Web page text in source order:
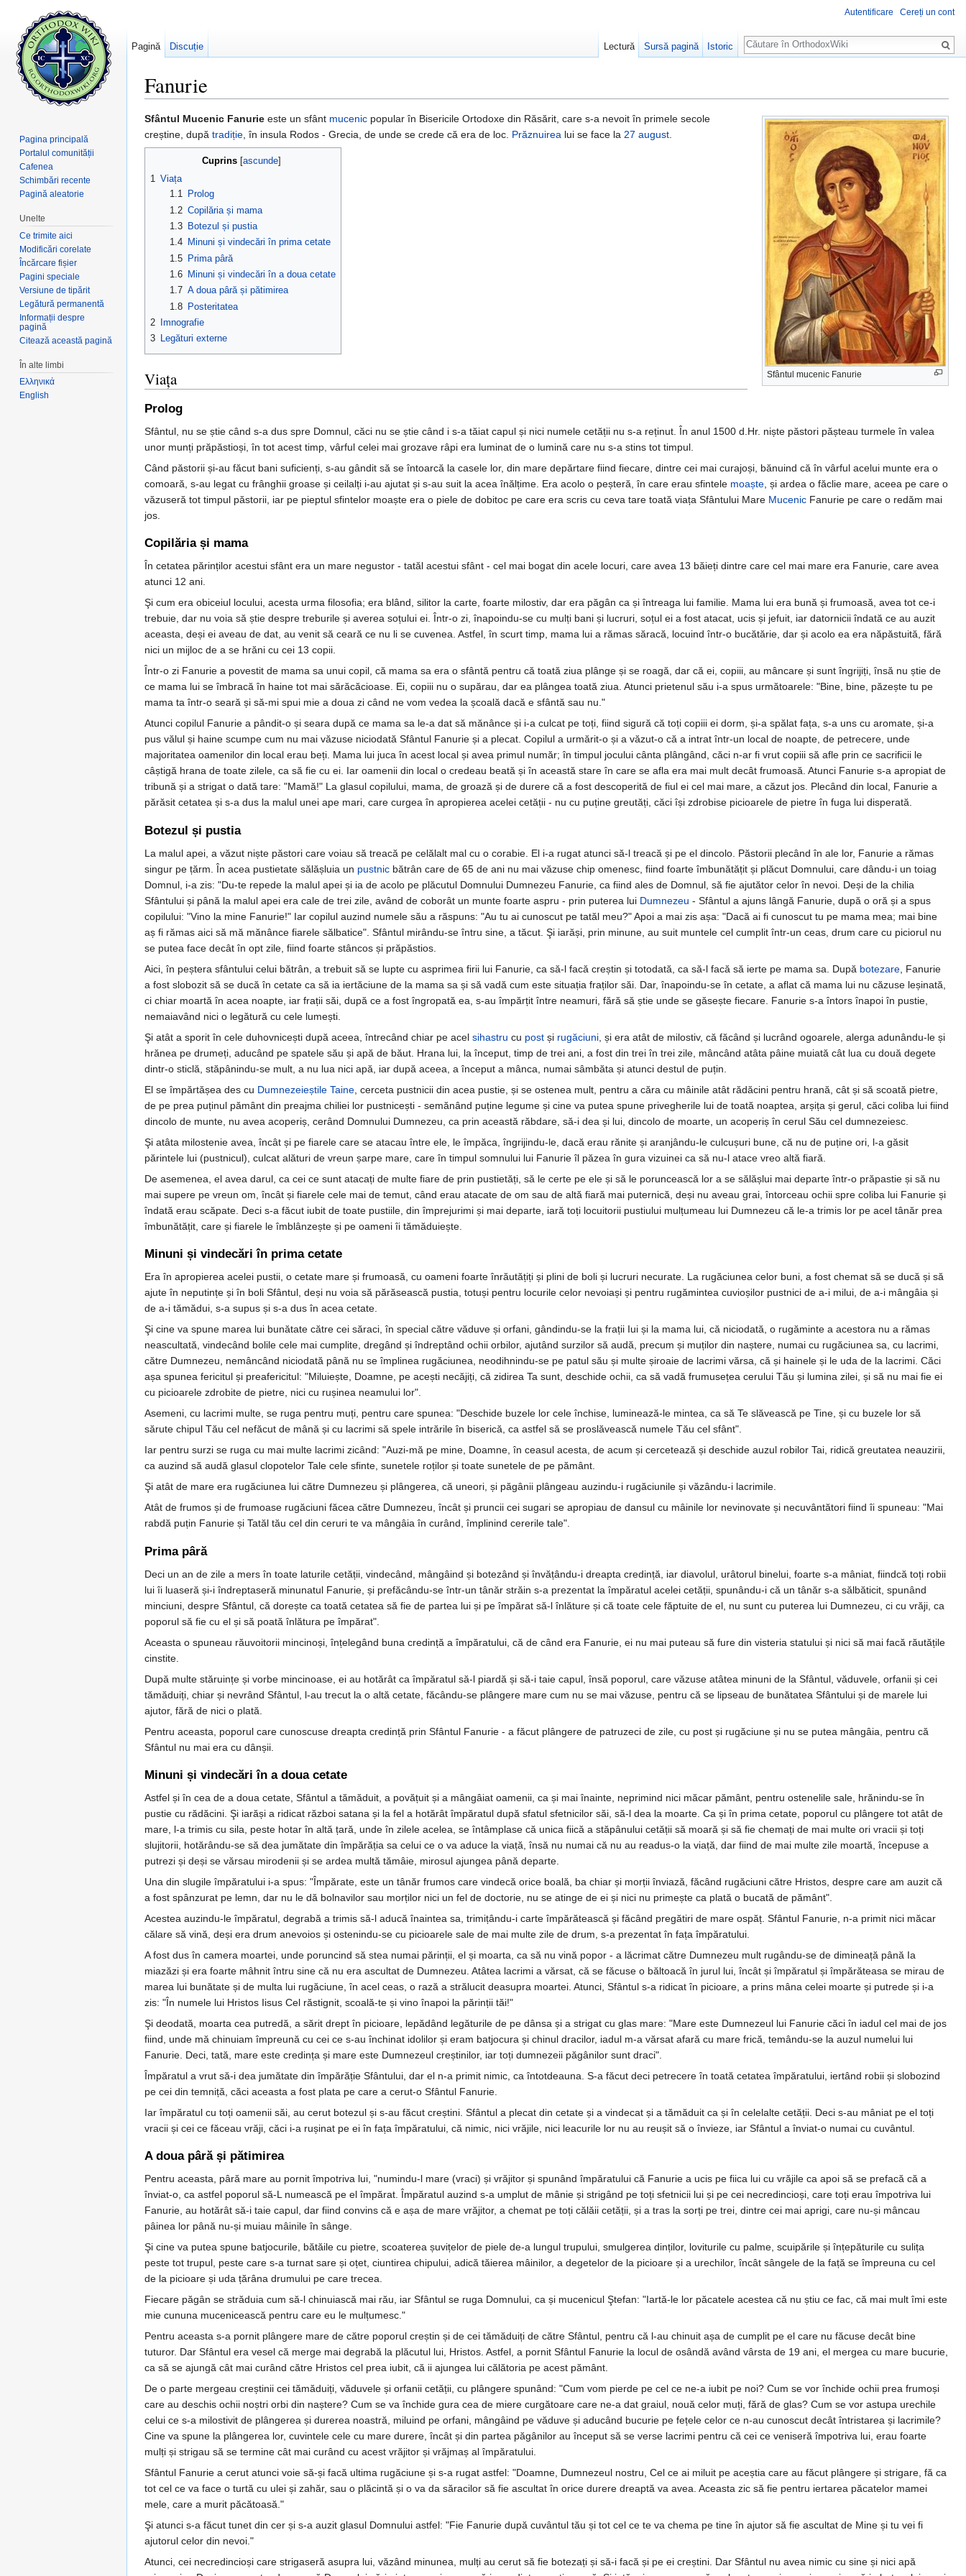
Fanurie
Sfântul mucenic Fanurie
Sfântul Mucenic Fanurie este un sfânt mucenic popular în Bisericile Ortodoxe din Răsărit, care s-a nevoit în primele secole
creștine, după tradiție, în insula Rodos - Grecia, de unde se crede că era de loc. Prăznuirea lui se face la 27 august.
Cuprins ascunde
1 Viața
1.1
Prolog
1.2 Copilăria și mama
1.3
Botezul și pustia
1.4
Minuni și vindecări în prima cetate
1.5
Prima pâră
1.6
Minuni și vindecări în a doua cetate
1.7 A doua pâră și pătimirea
1.8 Posteritatea
2
Imnografie
3 Legături externe
Viața
Prolog
Sfântul, nu se știe când s-a dus spre Domnul, căci nu se știe când i s-a tăiat capul și nici numele cetății nu s-a reținut. În anul 1500 d.Hr. niște păstori pășteau turmele în valea
unor munți prăpăstioși, în tot acest timp, vârful celei mai grozave râpi era luminat de o lumină care nu s-a stins tot timpul.
Când păstorii și-au făcut bani suficienți, s-au gândit să se întoarcă la casele lor, din mare depărtare fiind fiecare, dintre cei mai curajoși, bănuind că în vârful acelui munte era o
comoară, s-au legat cu frânghii groase și ceilalți i-au ajutat și s-au suit la acea înălțime. Era acolo o peșteră, în care erau sfintele moaște , și ardea o făclie mare, aceea pe care o
văzuseră tot timpul păstorii, iar pe pieptul sfintelor moaște era o piele de dobitoc pe care era scris cu ceva tare toată viața Sfântului Mare Mucenic Fanurie pe care o redăm mai
jos.
Copilăria și mama
În cetatea părinților acestui sfânt era un mare negustor - tatăl acestui sfânt - cel mai bogat din acele locuri, care avea 13 băieți dintre care cel mai mare era Fanurie, care avea
atunci 12 ani.
Şi cum era obiceiul locului, acesta urma filosofia; era blând, silitor la carte, foarte milostiv, dar era păgân ca și întreaga lui familie. Mama lui era bună și frumoasă, avea tot ce-i
trebuie, dar nu voia să știe despre treburile și averea soțului ei. Într-o zi, înapoindu-se cu mulți bani și lucruri, soțul ei a fost atacat, ucis și jefuit, iar datornicii îndată ce au auzit
aceasta, deși ei aveau de dat, au venit să ceară ce nu li se cuvenea. Astfel, în scurt timp, mama lui a rămas săracă, locuind într-o bucătărie, dar și acolo ea era năpăstuită, fără
nici un mijloc de a se hrăni cu cei 13 copii.
Într-o zi Fanurie a povestit de mama sa unui copil, că mama sa era o sfântă pentru că toată ziua plânge și se roagă, dar că ei, copiii, au mâncare și sunt îngrijiți, însă nu știe de
ce mama lui se îmbracă în haine tot mai sărăcăcioase. Ei, copiii nu o supărau, dar ea plângea toată ziua. Atunci prietenul său i-a spus următoarele: "Bine, bine, păzește tu pe
mama ta într-o seară și să-mi spui mie a doua zi când ne vom vedea la școală dacă e sfântă sau nu."
Atunci copilul Fanurie a pândit-o și seara după ce mama sa le-a dat să mănânce și i-a culcat pe toți, fiind sigură că toți copiii ei dorm, și-a spălat fața, s-a uns cu aromate, și-a
pus vălul și haine scumpe cum nu mai văzuse niciodată Sfântul Fanurie și a plecat. Copilul a urmărit-o și a văzut-o că a intrat într-un local de noapte, de petrecere, unde
majoritatea oamenilor din local erau beți. Mama lui juca în acest local și avea primul număr; în timpul jocului cânta plângând, căci n-ar fi vrut copiii să afle prin ce sacrificii le
câștigă hrana de toate zilele, ca să fie cu ei. Iar oamenii din local o credeau beată și în această stare în care se afla era mai mult decât frumoasă. Atunci Fanurie s-a apropiat de
tribună și a strigat o dată tare: "Mamă!" La glasul copilului, mama, de groază și de durere că a fost descoperită de fiul ei cel mai mare, a căzut jos. Plecând din local, Fanurie a
părăsit cetatea și s-a dus la malul unei ape mari, care curgea în apropierea acelei cetății - nu cu puține greutăți, căci își zdrobise picioarele de pietre în fuga lui disperată.
Botezul și pustia
La malul apei, a văzut niște păstori care voiau să treacă pe celălalt mal cu o corabie. El i-a rugat atunci să-l treacă și pe el dincolo. Păstorii plecând în ale lor, Fanurie a rămas
singur pe țărm. În acea pustietate sălășluia un pustnic bătrân care de 65 de ani nu mai văzuse chip omenesc, fiind foarte îmbunătățit și plăcut Domnului, care dându-i un toiag
Domnul, i-a zis: "Du-te repede la malul apei și ia de acolo pe plăcutul Domnului Dumnezeu Fanurie, ca fiind ales de Domnul, să fie ajutător celor în nevoi. Deși de la chilia
Sfântului și până la malul apei era cale de trei zile, având de coborât un munte foarte aspru - prin puterea lui Dumnezeu - Sfântul a ajuns lângă Fanurie, după o oră și a spus
copilului: "Vino la mine Fanurie!" Iar copilul auzind numele său a răspuns: "Au tu ai cunoscut pe tatăl meu?" Apoi a mai zis așa: "Dacă ai fi cunoscut tu pe mama mea; mai bine
aș fi rămas aici să mă mănânce fiarele sălbatice". Sfântul mirându-se întru sine, a tăcut. Şi iarăși, prin minune, au suit muntele cel cumplit într-un ceas, drum care cu piciorul nu
se putea face decât în opt zile, fiind foarte stâncos și prăpăstios.
Aici, în peștera sfântului celui bătrân, a trebuit să se lupte cu asprimea firii lui Fanurie, ca să-l facă creștin și totodată, ca să-l facă să ierte pe mama sa. După botezare , Fanurie
a fost slobozit să se ducă în cetate ca să ia iertăciune de la mama sa și să vadă cum este situația fraților săi. Dar, înapoindu-se în cetate, a aflat că mama lui nu căzuse leșinată,
ci chiar moartă în acea noapte, iar frații săi, după ce a fost îngropată ea, s-au împărțit între neamuri, fără să știe unde se găsește fiecare. Fanurie s-a întors înapoi în pustie,
nemaiavând nici o legătură cu cele lumești.
Şi atât a sporit în cele duhovnicești după aceea, întrecând chiar pe acel sihastru cu post și rugăciuni , și era atât de milostiv, că făcând și lucrând ogoarele, alerga adunându-le și
hrănea pe drumeți, aducând pe spatele său și apă de băut. Hrana lui, la început, timp de trei ani, a fost din trei în trei zile, mâncând atâta pâine muiată cât lua cu două degete
dintr-o sticlă, stăpânindu-se mult, a nu lua nici apă, iar după aceea, a început a mânca, numai sâmbăta și atunci destul de puțin.
El se împărtășea des cu Dumnezeieștile Taine , cerceta pustnicii din acea pustie, și se ostenea mult, pentru a căra cu mâinile atât rădăcini pentru hrană, cât și să scoată pietre,
de pe prea puținul pământ din preajma chiliei lor pustnicești - semănând puține legume și cine va putea spune privegherile lui de toată noaptea, arșița și gerul, căci coliba lui fiind
dincolo de munte, nu avea acoperiș, cerând Domnului Dumnezeu, ca prin această răbdare, să-i dea și lui, dincolo de moarte, un acoperiș în cerul Său cel dumnezeiesc.
Şi atâta milostenie avea, încât și pe fiarele care se atacau între ele, le împăca, îngrijindu-le, dacă erau rănite și aranjându-le culcușuri bune, că nu de puține ori, l-a găsit
părintele lui (pustnicul), culcat alături de vreun șarpe mare, care în timpul somnului lui Fanurie îl păzea în gura vizuinei ca să nu-l atace vreo altă fiară.
De asemenea, el avea darul, ca cei ce sunt atacați de multe fiare de prin pustietăți, să le certe pe ele și să le poruncească lor a se sălășlui mai departe într-o prăpastie și să nu
mai supere pe vreun om, încât și fiarele cele mai de temut, când erau atacate de om sau de altă fiară mai puternică, deși nu aveau grai, întorceau ochii spre coliba lui Fanurie și
îndată erau scăpate. Deci s-a făcut iubit de toate pustiile, din împrejurimi și mai departe, iară toți locuitorii pustiului mulțumeau lui Dumnezeu că le-a trimis lor pe acel tânăr prea
îmbunătățit, care și fiarele le îmblânzește și pe oameni îi tămăduiește.
Minuni și vindecări în prima cetate
Era în apropierea acelei pustii, o cetate mare și frumoasă, cu oameni foarte înrăutățiți și plini de boli și lucruri necurate. La rugăciunea celor buni, a fost chemat să se ducă și să
ajute în neputințe și în boli Sfântul, deși nu voia să părăsească pustia, totuși pentru locurile celor nevoiași și pentru rugămintea cuvioșilor pustnici de a-i milui, de a-i mângâia și
de a-i tămădui, s-a supus și s-a dus în acea cetate.
Şi cine va spune marea lui bunătate către cei săraci, în special către văduve și orfani, gândindu-se la frații Iui și la mama lui, că niciodată, o rugăminte a acestora nu a rămas
neascultată, vindecând bolile cele mai cumplite, dregând și îndreptând ochii orbilor, ajutând surzilor să audă, precum și muților din naștere, numai cu rugăciunea sa, cu lacrimi,
către Dumnezeu, nemâncând niciodată până nu se împlinea rugăciunea, neodihnindu-se pe patul său și multe șiroaie de lacrimi vărsa, că și hainele și le uda de la lacrimi. Căci
așa spunea fericitul și preafericitul: "Miluiește, Doamne, pe acești necăjiți, că zidirea Ta sunt, deschide ochii, ca să vadă frumusețea cerului Tău și lumina zilei, și să nu mai fie ei
cu picioarele zdrobite de pietre, nici cu rușinea neamului lor".
Asemeni, cu lacrimi multe, se ruga pentru muți, pentru care spunea: "Deschide buzele lor cele închise, luminează-le mintea, ca să Te slăvească pe Tine, și cu buzele lor să
sărute chipul Tău cel nefăcut de mână și cu lacrimi să spele intrările în biserică, ca astfel să se proslăvească numele Tău cel sfânt".
Iar pentru surzi se ruga cu mai multe lacrimi zicând: "Auzi-mă pe mine, Doamne, în ceasul acesta, de acum și cercetează și deschide auzul robilor Tai, ridică greutatea neauzirii,
ca auzind să audă glasul clopotelor Tale cele sfinte, sunetele roților și toate sunetele de pe pământ.
Şi atât de mare era rugăciunea lui către Dumnezeu și plângerea, că uneori, și păgânii plângeau auzindu-i rugăciunile și văzându-i lacrimile.
Atât de frumos și de frumoase rugăciuni făcea către Dumnezeu, încât și pruncii cei sugari se apropiau de dansul cu mâinile lor nevinovate și necuvântători fiind îi spuneau: "Mai
rabdă puțin Fanurie și Tatăl tău cel din ceruri te va mângâia în curând, împlinind cererile tale".
Prima pâră
Deci un an de zile a mers în toate laturile cetății, vindecând, mângâind și botezând și învățându-i dreapta credință, iar diavolul, urâtorul binelui, foarte s-a mâniat, fiindcă toți robii
lui îi luaseră și-i îndreptaseră minunatul Fanurie, și prefăcându-se într-un tânăr străin s-a prezentat la împăratul acelei cetății, spunându-i că un tânăr s-a sălbăticit, spunând
minciuni, despre Sfântul, că dorește ca toată cetatea să fie de partea lui și pe împărat să-l înlăture și că toate cele făptuite de el, nu sunt cu puterea lui Dumnezeu, ci cu vrăji, ca
poporul să fie cu el și să poată înlătura pe împărat".
Aceasta o spuneau răuvoitorii mincinoși, înțelegând buna credință a împăratului, că de când era Fanurie, ei nu mai puteau să fure din visteria statului și nici să mai facă răutățile
cinstite.
După multe stăruințe și vorbe mincinoase, ei au hotărât ca împăratul să-l piardă și să-i taie capul, însă poporul, care văzuse atâtea minuni de la Sfântul, văduvele, orfanii și cei
tămăduiți, chiar și nevrând Sfântul, l-au trecut la o altă cetate, făcându-se plângere mare cum nu se mai văzuse, pentru că se lipseau de bunătatea Sfântului și de marele lui
ajutor, fără de nici o plată.
Pentru aceasta, poporul care cunoscuse dreapta credință prin Sfântul Fanurie - a făcut plângere de patruzeci de zile, cu post și rugăciune și nu se putea mângâia, pentru că
Sfântul nu mai era cu dânșii.
Minuni și vindecări în a doua cetate
Astfel și în cea de a doua cetate, Sfântul a tămăduit, a povățuit și a mângâiat oamenii, ca și mai înainte, neprimind nici măcar pământ, pentru ostenelile sale, hrănindu-se în
pustie cu rădăcini. Şi iarăși a ridicat război satana și la fel a hotărât împăratul după sfatul sfetnicilor săi, să-l dea la moarte. Ca și în prima cetate, poporul cu plângere tot atât de
mare, l-a trimis cu sila, peste hotar în altă țară, unde în zilele acelea, se întâmplase că unica fiică a stăpânului cetății să moară și să fie chemați de mai multe ori vracii și toți
slujitorii, hotărându-se să dea jumătate din împărăția sa celui ce o va aduce la viață, însă nu numai că nu au readus-o la viață, dar fiind de mai multe zile moartă, începuse a
putrezi și deși se vărsau mirodenii și se ardea multă tămâie, mirosul ajungea până departe.
Una din slugile împăratului i-a spus: "Împărate, este un tânăr frumos care vindecă orice boală, ba chiar și morții înviază, făcând rugăciuni către Hristos, despre care am auzit că
a fost spânzurat pe lemn, dar nu le dă bolnavilor sau morților nici un fel de doctorie, nu se atinge de ei și nici nu primește ca plată o bucată de pământ".
Acestea auzindu-le împăratul, degrabă a trimis să-l aducă înaintea sa, trimițându-i carte împărătească și făcând pregătiri de mare ospăț. Sfântul Fanurie, n-a primit nici măcar
călare să vină, deși era drum anevoios și ostenindu-se cu picioarele sale de mai multe zile de drum, s-a prezentat în fața împăratului.
A fost dus în camera moartei, unde poruncind să stea numai părinții, el și moarta, ca să nu vină popor - a lăcrimat către Dumnezeu mult rugându-se de dimineață până Ia
miazăzi și era foarte mâhnit întru sine că nu era ascultat de Dumnezeu. Atâtea lacrimi a vărsat, că se făcuse o băltoacă în jurul lui, încât și împăratul și împărăteasa se mirau de
marea lui bunătate și de multa lui rugăciune, în acel ceas, o rază a strălucit deasupra moartei. Atunci, Sfântul s-a ridicat în picioare, a prins mâna celei moarte și putrede și i-a
zis: "În numele lui Hristos Iisus Cel răstignit, scoală-te și vino înapoi la părinții tăi!"
Şi deodată, moarta cea putredă, a sărit drept în picioare, lepădând legăturile de pe dânsa și a strigat cu glas mare: "Mare este Dumnezeul lui Fanurie căci în iadul cel mai de jos
fiind, unde mă chinuiam împreună cu cei ce s-au închinat idolilor și eram batjocura și chinul dracilor, iadul m-a vărsat afară cu mare frică, temându-se la auzul numelui lui
Fanurie. Deci, tată, mare este credința și mare este Dumnezeul creștinilor, iar toți dumnezeii păgânilor sunt draci".
Împăratul a vrut să-i dea jumătate din împărăție Sfântului, dar el n-a primit nimic, ca întotdeauna. S-a făcut deci petrecere în toată cetatea împăratului, iertând robii și slobozind
pe cei din temniță, căci aceasta a fost plata pe care a cerut-o Sfântul Fanurie.
Iar împăratul cu toți oamenii săi, au cerut botezul și s-au făcut creștini. Sfântul a plecat din cetate și a vindecat și a tămăduit ca și în celelalte cetății. Deci s-au mâniat pe el toți
vracii și cei ce făceau vrăji, căci i-a rușinat pe ei în fața împăratului, că nimic, nici vrăjile, nici leacurile lor nu au reușit să o învieze, iar Sfântul a înviat-o numai cu cuvântul.
A doua pâră și pătimirea
Pentru aceasta, pâră mare au pornit împotriva lui, "numindu-l mare (vraci) și vrăjitor și spunând împăratului că Fanurie a ucis pe fiica lui cu vrăjile ca apoi să se prefacă că a
înviat-o, ca astfel poporul să-L numească pe el împărat. Împăratul auzind s-a umplut de mânie și strigând pe toți sfetnicii lui și pe cei necredincioși, care toți erau împotriva lui
Fanurie, au hotărât să-i taie capul, dar fiind convins că e așa de mare vrăjitor, a chemat pe toți călăii cetății, și a tras la sorți pe trei, dintre cei mai aprigi, care nu-și mâncau
pâinea lor până nu-și muiau mâinile în sânge.
Şi cine va putea spune batjocurile, bătăile cu pietre, scoaterea șuvițelor de piele de-a lungul trupului, smulgerea dinților, loviturile cu palme, scuipările și înțepăturile cu sulița
peste tot trupul, peste care s-a turnat sare și oțet, ciuntirea chipului, adică tăierea mâinilor, a degetelor de la picioare și a urechilor, încât sângele de la față se împreuna cu cel
de la picioare și uda țărâna drumului pe care trecea.
Fiecare păgân se străduia cum să-l chinuiască mai rău, iar Sfântul se ruga Domnului, ca și mucenicul Ştefan: "Iartă-le lor păcatele acestea că nu știu ce fac, că mai mult îmi este
mie cununa mucenicească pentru care eu le mulțumesc."
Pentru aceasta s-a pornit plângere mare de către poporul creștin și de cei tămăduiți de către Sfântul, pentru că l-au chinuit așa de cumplit pe el care nu făcuse decât bine
tuturor. Dar Sfântul era vesel că merge mai degrabă la plăcutul lui, Hristos. Astfel, a pornit Sfântul Fanurie la locul de osândă având vârsta de 19 ani, el mergea cu mare bucurie,
ca să se ajungă cât mai curând către Hristos cel prea iubit, că ii ajungea lui călătoria pe acest pământ.
De o parte mergeau creștinii cei tămăduiți, văduvele și orfanii cetății, cu plângere spunând: "Cum vom pierde pe cel ce ne-a iubit pe noi? Cum se vor închide ochii prea frumoși
care au deschis ochii noștri orbi din naștere? Cum se va închide gura cea de miere curgătoare care ne-a dat graiul, nouă celor muți, fără de glas? Cum se vor astupa urechile
celui ce s-a milostivit de plângerea și durerea noastră, miluind pe orfani, mângâind pe văduve și aducând bucurie pe fețele celor ce n-au cunoscut decât întristarea și lacrimile?
Cine va spune la plângerea lor, cuvintele cele cu mare durere, încât și din partea păgânilor au început să se verse lacrimi pentru că cei ce veniseră împotriva lui, erau foarte
mulți și strigau să se termine cât mai curând cu acest vrăjitor și vrăjmaș al împăratului.
Sfântul Fanurie a cerut atunci voie să-și facă ultima rugăciune și s-a rugat astfel: "Doamne, Dumnezeul nostru, Cel ce ai miluit pe aceștia care au făcut plângere și strigare, fă ca
tot cel ce va face o turtă cu ulei și zahăr, sau o plăcintă și o va da săracilor să fie ascultat în orice durere dreaptă va avea. Aceasta zic să fie pentru iertarea păcatelor mamei
mele, care a murit păcătoasă."
Şi atunci s-a făcut tunet din cer și s-a auzit glasul Domnului astfel: "Fie Fanurie după cuvântul tău și tot cel ce te va chema pe tine în ajutor să fie ascultat de Mine și tu vei fi
ajutorul celor din nevoi."
Atunci, cei necredincioși care strigaseră asupra lui, văzând minunea, mulți au cerut să fie botezați și să-i facă și pe ei creștini. Dar Sfântul nu avea nimic cu sine și nici apă
Autentificare Cereți un cont
Pagină Discuție Lectură Sursă pagină Istoric
Căutare
Pagina principală
Portalul comunității
Cafenea
Schimbări recente
Pagină aleatorie
Unelte
Ce trimite aici
Modificări corelate
Încărcare fișier
Pagini speciale
Versiune de tipărit
Legătură permanentă
Informații despre
pagină
Citează această pagină
În alte limbi
Ελληνικά
English